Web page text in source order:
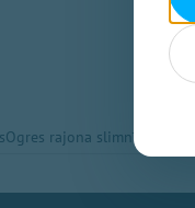
Ogres rajona slimnīca